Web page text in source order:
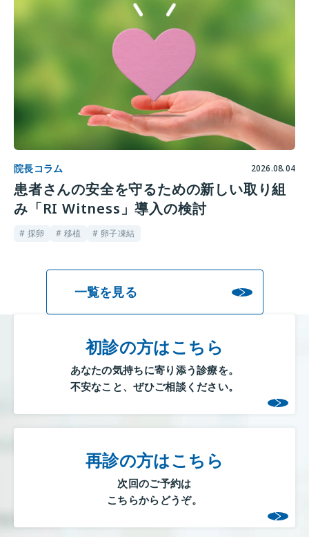
院長コラム 2026.08.04
患者さんの安全を守るための新しい取り組
み「RI Witness」導入の検討
# 採卵 # 移植 # 卵子凍結
一覧を見る
初診の方はこちら
あなたの気持ちに寄り添う診療を。
不安なこと、ぜひご相談ください。
再診の方はこちら
次回のご予約は
こちらからどうぞ。